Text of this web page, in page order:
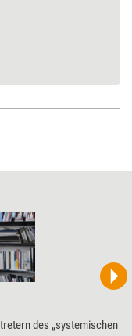
des „systemischen